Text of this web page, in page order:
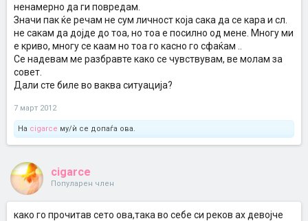
ненамерно да ги повредам.
Значи пак ќе речам не сум личност која сака да се кара и сл.
не сакам да дојде до тоа, но тоа е посилно од мене. Многу ми
е криво, многу се каам но тоа го касно го сфаќам ..
Се надевам ме разбравте како се чувствувам, ве молам за
совет.
Дали сте биле во ваква ситуација?
7 март 2012
На cigarce му/ѝ се допаѓа ова.
cigarce
Популарен член
како го прочитав сето ова,така во себе си реков ах девојче